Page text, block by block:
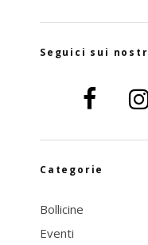
Seguici sui
Categorie
Bollicine
Eventi